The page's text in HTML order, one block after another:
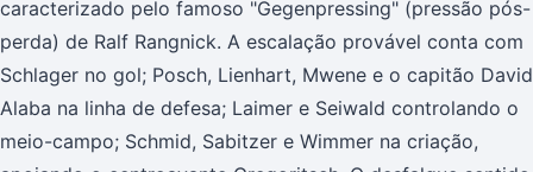
caracterizado pelo famoso "Gegenpressing" (pressão pós-
perda) de Ralf Rangnick. A escalação provável conta com
Schlager no gol; Posch, Lienhart, Mwene e o capitão David
Alaba na linha de defesa; Laimer e Seiwald controlando o
meio-campo; Schmid, Sabitzer e Wimmer na criação,